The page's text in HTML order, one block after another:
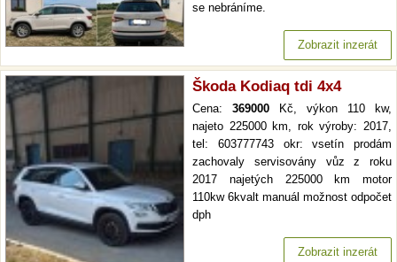
se nebráníme.
Zobrazit inzerát
Škoda Kodiaq tdi 4x4
Cena: 369000 Kč, výkon 110 kw,
najeto 225000 km, rok výroby: 2017,
tel: 603777743 okr: vsetín prodám
zachovaly servisovány vůz z roku
2017 najetých 225000 km motor
110kw 6kvalt manuál možnost odpočet
dph
Zobrazit inzerát